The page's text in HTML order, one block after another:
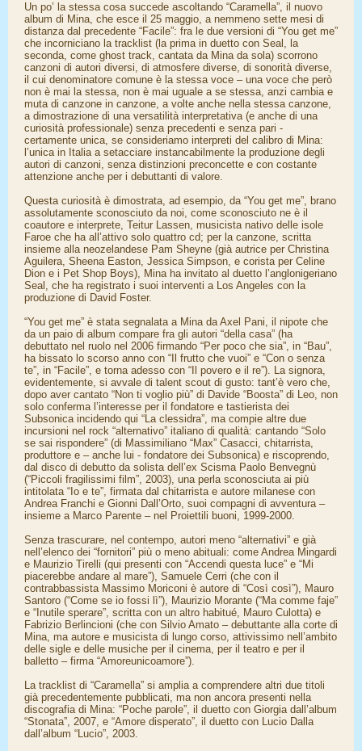
Un po’ la stessa cosa succede ascoltando “Caramella”, il nuovo
album di Mina, che esce il 25 maggio, a nemmeno sette mesi di
distanza dal precedente “Facile”: fra le due versioni di “You get me”
che incorniciano la tracklist (la prima in duetto con Seal, la
seconda, come ghost track, cantata da Mina da sola) scorrono
canzoni di autori diversi, di atmosfere diverse, di sonorità diverse,
il cui denominatore comune è la stessa voce – una voce che però
non è mai la stessa, non è mai uguale a se stessa, anzi cambia e
muta di canzone in canzone, a volte anche nella stessa canzone,
a dimostrazione di una versatilità interpretativa (e anche di una
curiosità professionale) senza precedenti e senza pari -
certamente unica, se consideriamo interpreti del calibro di Mina:
l’unica in Italia a setacciare instancabilmente la produzione degli
autori di canzoni, senza distinzioni preconcette e con costante
attenzione anche per i debuttanti di valore.
Questa curiosità è dimostrata, ad esempio, da “You get me”, brano
assolutamente sconosciuto da noi, come sconosciuto ne è il
coautore e interprete, Teitur Lassen, musicista nativo delle isole
Faroe che ha all’attivo solo quattro cd; per la canzone, scritta
insieme alla neozelandese Pam Sheyne (già autrice per Christina
Aguilera, Sheena Easton, Jessica Simpson, e corista per Celine
Dion e i Pet Shop Boys), Mina ha invitato al duetto l’anglonigeriano
Seal, che ha registrato i suoi interventi a Los Angeles con la
produzione di David Foster.
“You get me” è stata segnalata a Mina da Axel Pani, il nipote che
da un paio di album compare fra gli autori “della casa” (ha
debuttato nel ruolo nel 2006 firmando “Per poco che sia”, in “Bau”,
ha bissato lo scorso anno con “Il frutto che vuoi” e “Con o senza
te”, in “Facile”, e torna adesso con “Il povero e il re”). La signora,
evidentemente, si avvale di talent scout di gusto: tant’è vero che,
dopo aver cantato “Non ti voglio più” di Davide “Boosta” di Leo, non
solo conferma l’interesse per il fondatore e tastierista dei
Subsonica incidendo qui “La clessidra”, ma compie altre due
incursioni nel rock “alternativo” italiano di qualità: cantando “Solo
se sai rispondere” (di Massimiliano “Max” Casacci, chitarrista,
produttore e – anche lui - fondatore dei Subsonica) e riscoprendo,
dal disco di debutto da solista dell’ex Scisma Paolo Benvegnù
(“Piccoli fragilissimi film”, 2003), una perla sconosciuta ai più
intitolata “Io e te”, firmata dal chitarrista e autore milanese con
Andrea Franchi e Gionni Dall’Orto, suoi compagni di avventura –
insieme a Marco Parente – nel Proiettili buoni, 1999-2000.
Senza trascurare, nel contempo, autori meno “alternativi” e già
nell’elenco dei “fornitori” più o meno abituali: come Andrea Mingardi
e Maurizio Tirelli (qui presenti con “Accendi questa luce” e “Mi
piacerebbe andare al mare”), Samuele Cerri (che con il
contrabbassista Massimo Moriconi è autore di “Così così”), Mauro
Santoro (“Come se io fossi lì”), Maurizio Morante (“Ma comme faje”
e “Inutile sperare”, scritta con un altro habitué, Mauro Culotta) e
Fabrizio Berlincioni (che con Silvio Amato – debuttante alla corte di
Mina, ma autore e musicista di lungo corso, attivissimo nell’ambito
delle sigle e delle musiche per il cinema, per il teatro e per il
balletto – firma “Amoreunicoamore”).
La tracklist di “Caramella” si amplia a comprendere altri due titoli
già precedentemente pubblicati, ma non ancora presenti nella
discografia di Mina: “Poche parole”, il duetto con Giorgia dall’album
“Stonata”, 2007, e “Amore disperato”, il duetto con Lucio Dalla
dall’album “Lucio”, 2003.